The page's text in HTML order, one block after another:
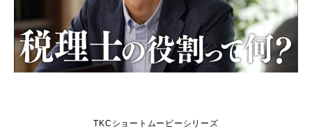
TKCショートムービーシリーズ